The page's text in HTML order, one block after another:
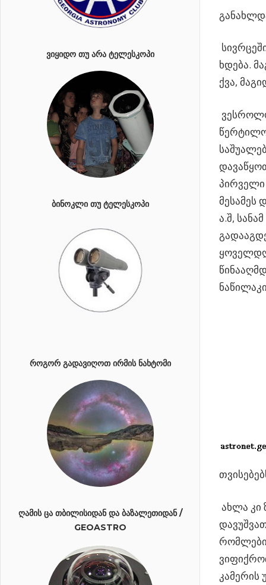
ხდება.
ქვა,
პირველი
მესამეს
ა.შ,
ახლა კი
კამერის
ᲕᲘᲧᲘᲓᲝ ᲗᲣ ᲐᲠᲐ ᲢᲔᲚᲔᲡᲙᲝᲞᲘ
ᲑᲘᲜᲝᲙᲚᲘ ᲗᲣ ᲢᲔᲚᲔᲡᲙᲝᲞᲘ
ᲠᲝᲒᲝᲠ ᲒᲐᲓᲐᲕᲘᲦᲝᲗ ᲘᲠᲛᲘᲡ ᲜᲐᲮᲢᲝᲛᲘ
ᲦᲐᲛᲘᲡ ᲪᲐ ᲗᲑᲘᲚᲘᲡᲘᲓᲐᲜ ᲓᲐ ᲑᲐᲖᲐᲚᲔᲗᲘᲓᲐᲜ /
GEOASTRO